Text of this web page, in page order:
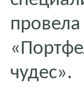
чудес».